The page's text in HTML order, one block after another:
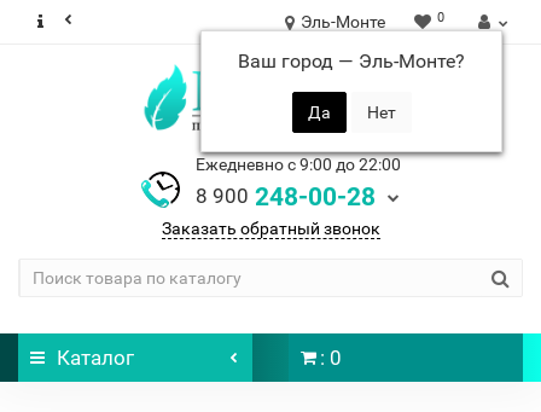
Эль-Монте
Ваш город — Эль-Монте?
0
Ежедневно с 9:00 до 22:00
8 900 248-00-28
Заказать обратный звонок
Каталог : 0